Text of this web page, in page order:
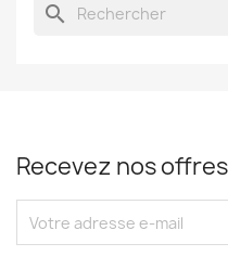
search
Recevez nos